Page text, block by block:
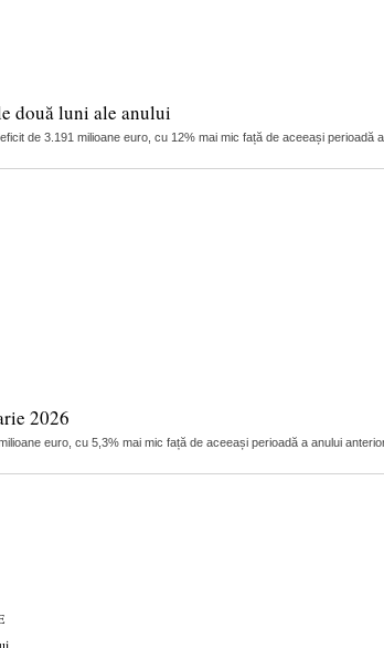
două luni ale anului
de 3.191 milioane euro, cu 12% mai mic față de aceeași perioadă a
2026
euro, cu 5,3% mai mic față de aceeași perioadă a anului